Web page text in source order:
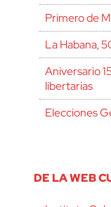
Primero de
La Habana,
Aniversario
libertarias
Elecciones
DE LA WEB